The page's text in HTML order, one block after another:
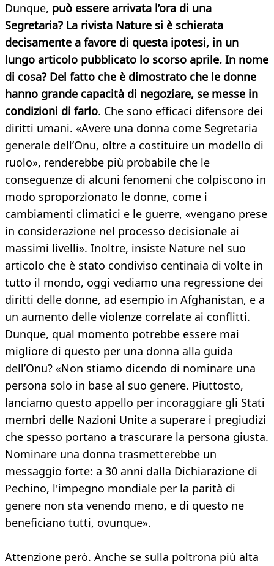
Dunque, può essere arrivata l’ora di una
Segretaria? La rivista Nature si è schierata
decisamente a favore di questa ipotesi, in un
lungo articolo pubblicato lo scorso aprile. In nome
di cosa? Del fatto che è dimostrato che le donne
hanno grande capacità di negoziare, se messe in
condizioni di farlo. Che sono efficaci difensore dei
diritti umani. «Avere una donna come Segretaria
generale dell’Onu, oltre a costituire un modello di
ruolo», renderebbe più probabile che le
conseguenze di alcuni fenomeni che colpiscono in
modo sproporzionato le donne, come i
cambiamenti climatici e le guerre, «vengano prese
in considerazione nel processo decisionale ai
massimi livelli». Inoltre, insiste Nature nel suo
articolo che è stato condiviso centinaia di volte in
tutto il mondo, oggi vediamo una regressione dei
diritti delle donne, ad esempio in Afghanistan, e a
un aumento delle violenze correlate ai conflitti.
Dunque, qual momento potrebbe essere mai
migliore di questo per una donna alla guida
dell’Onu? «Non stiamo dicendo di nominare una
persona solo in base al suo genere. Piuttosto,
lanciamo questo appello per incoraggiare gli Stati
membri delle Nazioni Unite a superare i pregiudizi
che spesso portano a trascurare la persona giusta.
Nominare una donna trasmetterebbe un
messaggio forte: a 30 anni dalla Dichiarazione di
Pechino, l'impegno mondiale per la parità di
genere non sta venendo meno, e di questo ne
beneficiano tutti, ovunque».
Attenzione però. Anche se sulla poltrona più alta